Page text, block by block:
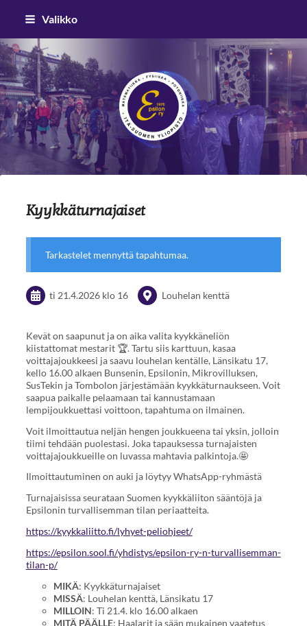
Siirry
sivun
sisältöön
Valikko
Epsilon ry
Kyykkäturnajaiset
Tarkastelet mennyttä tapahtumaa.
ti 21.4.2026 klo 16 Louhelan kenttä
Kevät on saapunut ja on aika valita kyykkäneliön
kiistattomat mestarit 🏆. Tartu siis karttuun, kasaa
voittajajoukkeesi ja saavu louhelan kentälle, Länsikatu 17,
kello 16.00 alkaen Bunsenin, Epsilonin, Mikrovilluksen,
SusTekin ja Tombolon järjestämään kyykkäturnaukseen. Voit
saapua paikalle pelaamaan tai kannustamaan
lempijoukkuettasi voittoon, tapahtuma on ilmainen.
Voit ilmoittautua neljän hengen joukkueena tai yksin, jolloin
tiimi tehdään puolestasi. Joka tapauksessa turnajaisten
voittajajoukkueille on luvassa mahtavia palkintoja.🤩
Ilmoittautuminen on auki ja löytyy WhatsApp-ryhmästä
Turnajaisissa seurataan Suomen kyykkäliiton sääntöjä ja
Epsilonin turvallisemman tilan periaatteita.
https://kyykkaliitto.fi/lyhyet-peliohjeet/
https://epsilon.sool.fi/yhdistys/epsilon-ry-n-turvallisemman-
tilan-p/
MIKÄ: Kyykkäturnajaiset
MISSÄ: Louhelan kenttä, Länsikatu 17
MILLOIN: Ti 21.4. klo 16.00 alkaen
MITÄ PÄÄLLE: Haalarit ja sään mukainen vaatetus